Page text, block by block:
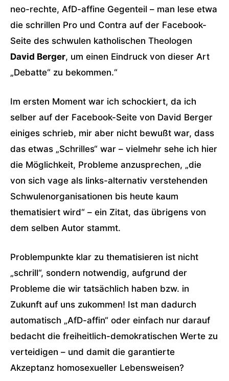
neo-rechte, AfD-affine Gegenteil – man lese etwa
die schrillen Pro und Contra auf der Facebook-
Seite des schwulen katholischen Theologen
David Berger, um einen Eindruck von dieser Art
„Debatte“ zu bekommen.“
Im ersten Moment war ich schockiert, da ich
selber auf der Facebook-Seite von David Berger
einiges schrieb, mir aber nicht bewußt war, dass
das etwas „Schrilles“ war – vielmehr sehe ich hier
die Möglichkeit, Probleme anzusprechen, „die
von sich vage als links-alternativ verstehenden
Schwulenorganisationen bis heute kaum
thematisiert wird“ – ein Zitat, das übrigens von
dem selben Autor stammt.
Problempunkte klar zu thematisieren ist nicht
„schrill“, sondern notwendig, aufgrund der
Probleme die wir tatsächlich haben bzw. in
Zukunft auf uns zukommen! Ist man dadurch
automatisch „AfD-affin“ oder einfach nur darauf
bedacht die freiheitlich-demokratischen Werte zu
verteidigen – und damit die garantierte
Akzeptanz homosexueller Lebensweisen?